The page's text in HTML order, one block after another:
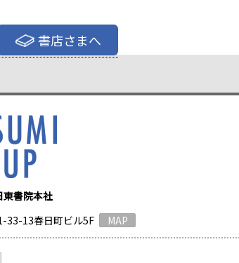
書店さまへ
書院本社
33-13春日町ビル5F
MAP